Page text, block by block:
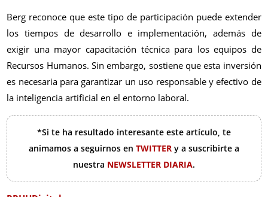
Berg reconoce que este tipo de participación puede extender
los tiempos de desarrollo e implementación, además de
exigir una mayor capacitación técnica para los equipos de
Recursos Humanos. Sin embargo, sostiene que esta inversión
es necesaria para garantizar un uso responsable y efectivo de
la inteligencia artificial en el entorno laboral.
*Si te ha resultado interesante este artículo, te
animamos a seguirnos en TWITTER y a suscribirte a
nuestra NEWSLETTER DIARIA.